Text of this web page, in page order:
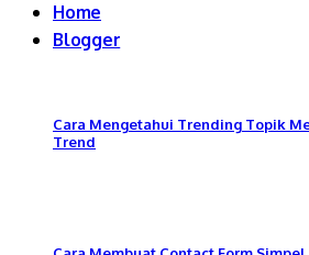
Home
Blogger
Cara Mengetahui Trending Topik
Trend